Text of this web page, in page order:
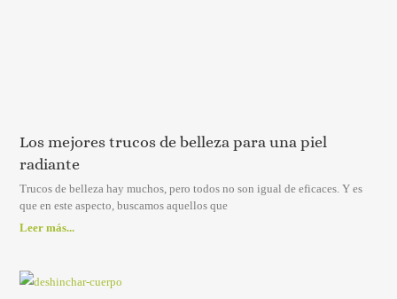
Los mejores trucos de belleza para una piel
radiante
Trucos de belleza hay muchos, pero todos no son igual de eficaces. Y es
que en este aspecto, buscamos aquellos que
Leer más...